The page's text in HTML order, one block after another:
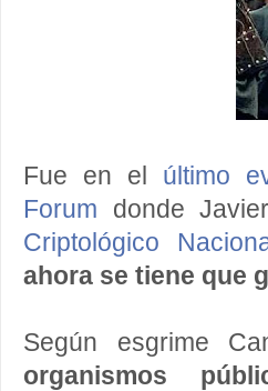
Fue en el último
Forum donde
Criptológico
ahora se tiene que
Según esgrime
organismos